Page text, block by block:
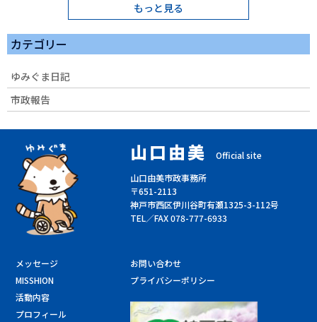
もっと見る
カテゴリー
ゆみぐま日記
市政報告
山口由美
Official site
山口由美市政事務所
〒651-2113
神戸市西区伊川谷町有瀬1325-3-112号
TEL／FAX 078-777-6933
メッセージ
MISSHION
活動内容
プロフィール
お問い合わせ
プライバシーポリシー